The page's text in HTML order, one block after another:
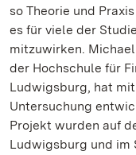
so Theorie und
es für viele der
mitzuwirken.
der Hochschule für
Ludwigsburg, hat
Untersuchung
Projekt wurden auf
Ludwigsburg und im